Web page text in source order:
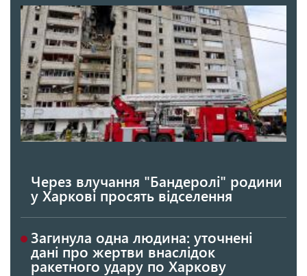
Через влучання "Бандеролі" родини
у Харкові просять відселення
Загинула одна людина: уточнені
дані про жертви внаслідок
ракетного удару по Харкову